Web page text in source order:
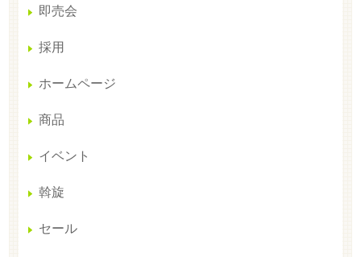
即売会
採用
ホームページ
商品
イベント
斡旋
セール